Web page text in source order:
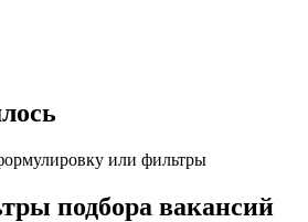
или фильтры
подбора вакансий